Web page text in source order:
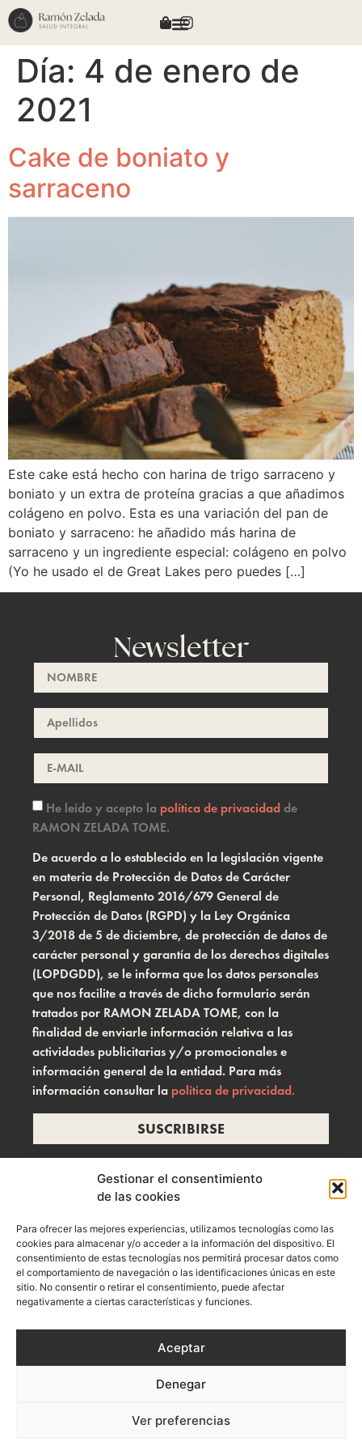
Gestionar el consentimiento
de las cookies
Para ofrecer las mejores experiencias, utilizamos tecnologías como las
cookies para almacenar y/o acceder a la información del dispositivo. El
consentimiento de estas tecnologías nos permitirá procesar datos como
el comportamiento de navegación o las identificaciones únicas en este
sitio. No consentir o retirar el consentimiento, puede afectar
negativamente a ciertas características y funciones.
Aceptar
Denegar
Ver preferencias
Día: 4 de enero de
2021
Cake de boniato y
sarraceno
Este cake está hecho con harina de trigo sarraceno y
boniato y un extra de proteína gracias a que añadimos
colágeno en polvo. Esta es una variación del pan de
boniato y sarraceno: he añadido más harina de
sarraceno y un ingrediente especial: colágeno en polvo
(Yo he usado el de Great Lakes pero puedes […]
Newsletter
He leído y acepto la política de privacidadde
RAMON ZELADA TOME.
De acuerdo a lo establecido en la legislación vigente
en materia de Protección de Datos de Carácter
Personal, Reglamento 2016/679 General de
Protección de Datos (RGPD) y la Ley Orgánica
3/2018 de 5 de diciembre, de protección de datos de
carácter personal y garantía de los derechos digitales
(LOPDGDD), se le informa que los datos personales
que nos facilite a través de dicho formulario serán
tratados por RAMON ZELADA TOME, con la
finalidad de enviarle información relativa a las
actividades publicitarias y/o promocionales e
información general de la entidad. Para más
información consultar la política de privacidad.
SUSCRIBIRSE
info@ramonzelada.com
instagram